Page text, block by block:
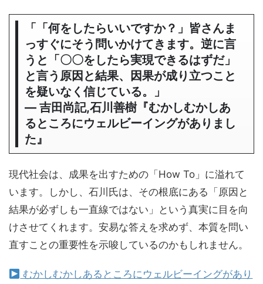
「「何をしたらいいですか？」皆さんま
っすぐにそう問いかけてきます。逆に言
うと「〇〇をしたら実現できるはずだ」
と言う原因と結果、因果が成り立つこと
を疑いなく信じている。」
― 吉田尚記,石川善樹『むかしむかしあ
るところにウェルビーイングがありまし
た』
現代社会は、成果を出すための「How To」に溢れて
います。しかし、石川氏は、その根底にある「原因と
結果が必ずしも一直線ではない」という真実に目を向
けさせてくれます。安易な答えを求めず、本質を問い
直すことの重要性を示唆しているのかもしれません。
むかしむかしあるところにウェルビーイングがあり